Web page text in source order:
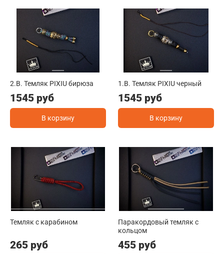
2.B. Темляк PIXIU бирюза
1545 руб
В корзину
1.B. Темляк PIXIU черный
1545 руб
В корзину
Темляк с карабином
265 руб
Паракордовый темляк с
кольцом
455 руб